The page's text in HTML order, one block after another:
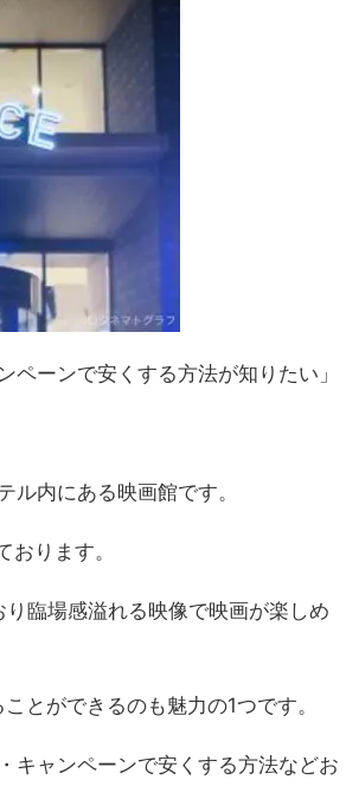
ペーンで安くする方法が知りたい」
ル内にある映画館です。
ります。
臨場感溢れる映像で映画が楽しめ
とができるのも魅力の1つです。
キャンペーンで安くする方法などお